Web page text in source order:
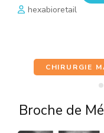
hexabioretail
CHIRURGIE
Broche de